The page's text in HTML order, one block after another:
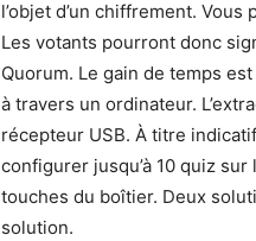
l’objet d’un chiffrement.
Les votants pourront donc
Quorum. Le gain de temps
à travers un ordinateur.
récepteur USB. À titre
configurer jusqu’à 10 quiz
touches du boîtier. Deux
solution.